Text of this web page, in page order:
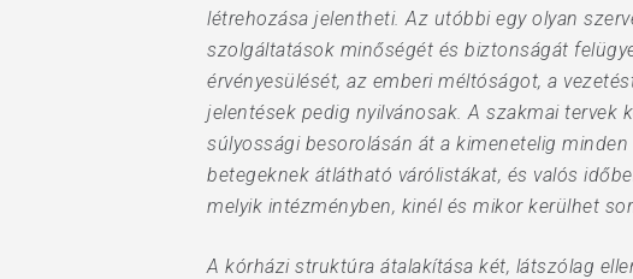
létrehozása jelentheti. Az utóbbi egy olyan
szolgáltatások minőségét és biztonságát
érvényesülését, az emberi méltóságot, a
jelentések pedig nyilvánosak. A szakmai tervek
súlyossági besorolásán át a kimenetelig
betegeknek átlátható várólistákat, és valós
melyik intézményben, kinél és mikor kerülhet
A kórházi struktúra átalakítása két, látszólag